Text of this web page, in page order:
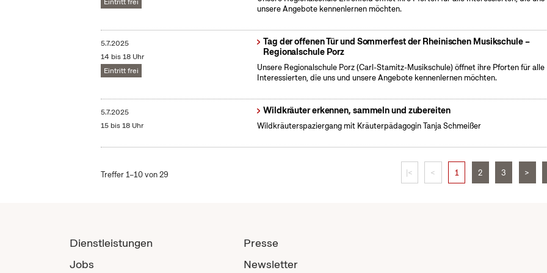
unsere Angebote kennenlernen möchten.
5.7.2025
14 bis 18 Uhr
Eintritt frei
Tag der offenen Tür und Sommerfest der Rheinischen Musikschule –
Regionalschule Porz
Unsere Regionalschule Porz (Carl-Stamitz-Musikschule) öffnet ihre Pforten für alle
Interessierten, die uns und unsere Angebote kennenlernen möchten.
5.7.2025
15 bis 18 Uhr
Wildkräuter erkennen, sammeln und zubereiten
Wildkräuterspaziergang mit Kräuterpädagogin Tanja Schmeißer
Treffer 1–10 von 29 |< < 1 2 3 >
Dienstleistungen
Jobs
Presse
Newsletter